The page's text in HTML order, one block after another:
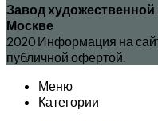
Завод художественной
Москве
2020 Информация на
публичной офертой.
Меню
Категории